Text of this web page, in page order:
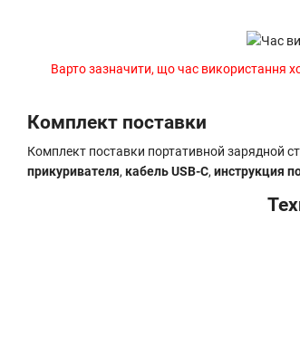
Варто зазначити, що час використання
Комплект поставки
Комплект поставки портативной зарядной
прикуривателя, кабель USB-C, инструкция